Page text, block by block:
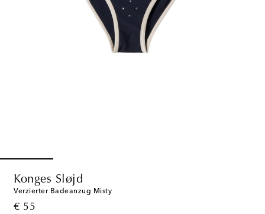
Konges Sløjd
Verzierter Badeanzug Misty
€ 55
original price